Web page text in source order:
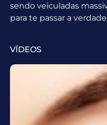
sendo veiculadas
para te passar a
VÍDEOS